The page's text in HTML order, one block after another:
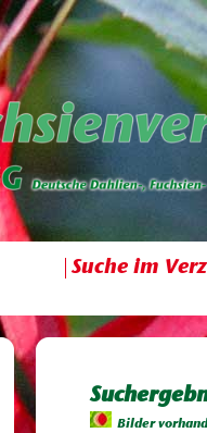
Suche im
Bilder